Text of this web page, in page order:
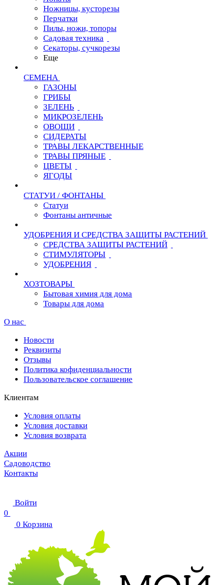
Ножницы, кусторезы
Перчатки
Пилы, ножи, топоры
Садовая техника
Секаторы, сучкорезы
Еще
СЕМЕНА
ГАЗОНЫ
ГРИБЫ
ЗЕЛЕНЬ
МИКРОЗЕЛЕНЬ
ОВОЩИ
СИДЕРАТЫ
ТРАВЫ ЛЕКАРСТВЕННЫЕ
ТРАВЫ ПРЯНЫЕ
ЦВЕТЫ
ЯГОДЫ
СТАТУИ / ФОНТАНЫ
Статуи
Фонтаны античные
УДОБРЕНИЯ И СРЕДСТВА ЗАЩИТЫ РАСТЕНИЙ
СРЕДСТВА ЗАЩИТЫ РАСТЕНИЙ
СТИМУЛЯТОРЫ
УДОБРЕНИЯ
ХОЗТОВАРЫ
Бытовая химия для дома
Товары для дома
О нас
Новости
Реквизиты
Отзывы
Политика кофиденциальности
Пользовательское соглашение
Клиентам
Условия оплаты
Условия доставки
Условия возврата
Акции
Садоводство
Контакты
Войти
0
0 Корзина